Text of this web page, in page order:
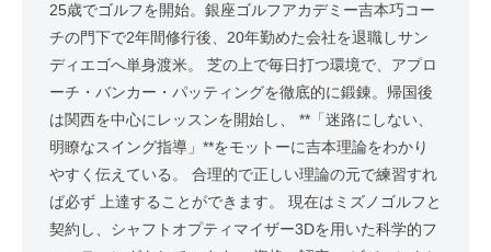
25歳でゴルフを開始。銀座ゴルフアカデミー吉本巧コー
チの門下で2年間修行後、20年勤めた会社を退職しサン
ディエゴへ単身渡米。 芝の上で毎日打つ環境で、アプロ
ーチ・バンカー・パッティングを徹底的に鍛錬。帰国後
は関西を中心にレッスンを開始し、 **「迷路にしない、
明瞭なスイング指導」**をモットーに吉本理論をわかり
やすく伝えている。 合理的で正しい理論の元で練習すれ
ば必ず 上達することができます。 現在はミズノゴルフと
契約し、シャフトオプティマイザー3Dを用いた科学的フ